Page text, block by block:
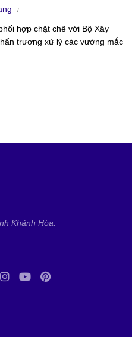
hợp chặt chẽ với Bộ Xây
trương xử lý các vướng mắc
Khánh Hòa.